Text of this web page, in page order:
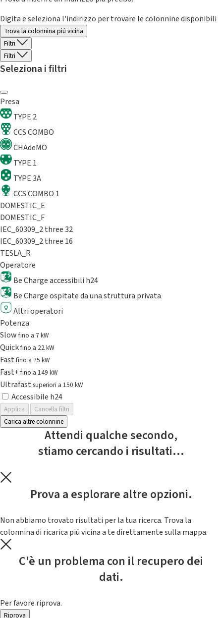
Digita e seleziona l'indirizzo per trovare le colonnine disponibili
Trova la colonnina piú vicina
Filtri
Filtri
Seleziona i filtri
Presa
TYPE 2
CCS COMBO
CHAdeMO
TYPE 1
TYPE 3A
CCS COMBO 1
DOMESTIC_E
DOMESTIC_F
IEC_60309_2 three 32
IEC_60309_2 three 16
TESLA_R
Operatore
Be Charge accessibili h24
Be Charge ospitate da una struttura privata
Altri operatori
Potenza
Slowfino a 7 kW
Quickfino a 22 kW
Fastfino a 75 kW
Fast+fino a 149 kW
Ultrafast superiori a 150 kW
Accessibile h24
Applica
Cancella filtri
Carica altre colonnine
Attendi qualche secondo,
stiamo cercando i risultati...
Prova a esplorare altre opzioni.
Non abbiamo trovato risultati per la tua ricerca. Trova la
colonnina di ricarica piú vicina a te direttamente sulla mappa.
C'è un problema con il recupero dei
dati.
Per favore riprova.
Riprova